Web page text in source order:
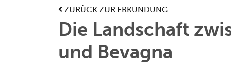
ZURÜCK ZUR ERKUNDUNG
Die Landschaft
und Bevagna